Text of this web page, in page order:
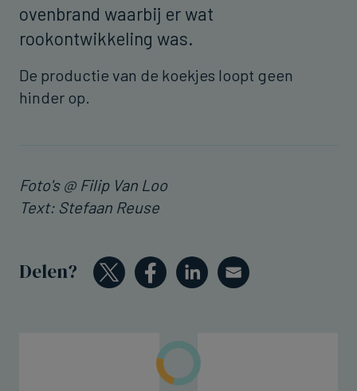
ovenbrand waarbij er wat
rookontwikkeling was.
De productie van de koekjes loopt geen
hinder op.
Foto's @ Filip Van Loo
Text: Stefaan Reuse
Delen?